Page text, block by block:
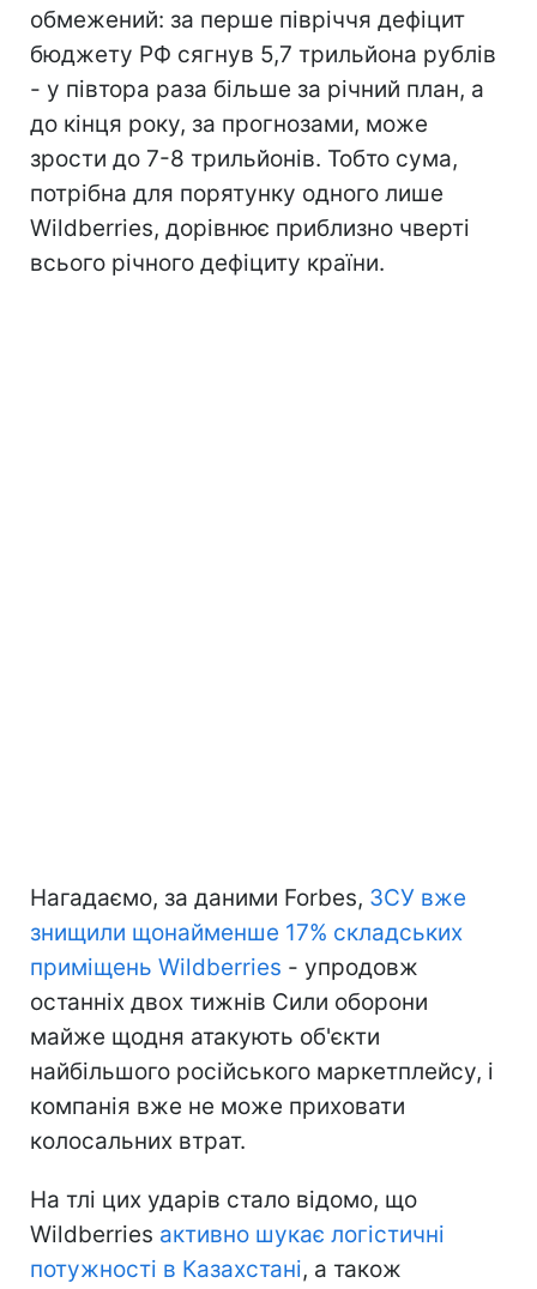
обмежений: за перше півріччя дефіцит
бюджету РФ сягнув 5,7 трильйона рублів
- у півтора раза більше за річний план, а
до кінця року, за прогнозами, може
зрости до 7-8 трильйонів. Тобто сума,
потрібна для порятунку одного лише
Wildberries, дорівнює приблизно чверті
всього річного дефіциту країни.
Нагадаємо, за даними Forbes, ЗСУ вже
знищили щонайменше 17% складських
приміщень Wildberries - упродовж
останніх двох тижнів Сили оборони
майже щодня атакують об'єкти
найбільшого російського маркетплейсу, і
компанія вже не може приховати
колосальних втрат.
На тлі цих ударів стало відомо, що
Wildberries активно шукає логістичні
потужності в Казахстані, а також